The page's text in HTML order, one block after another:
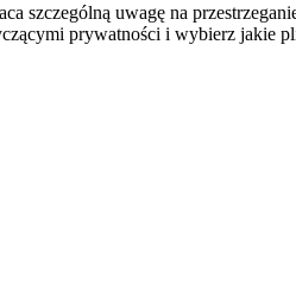
szczególną uwagę na
prywatności i wybierz jakie